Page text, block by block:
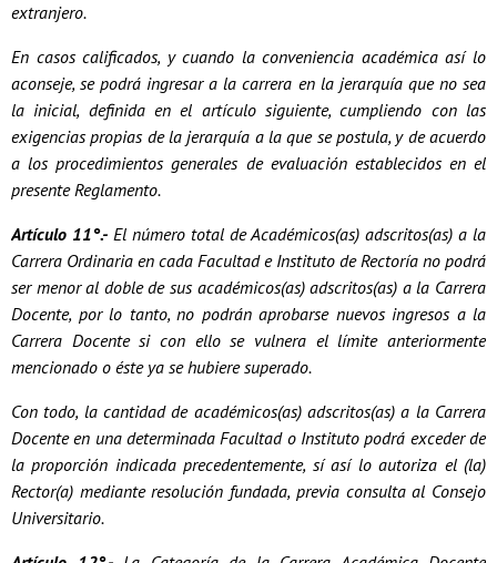
extranjero.
En casos calificados, y cuando la conveniencia académica así lo
aconseje, se podrá ingresar a la carrera en la jerarquía que no sea
la inicial, definida en el artículo siguiente, cumpliendo con las
exigencias propias de la jerarquía a la que se postula, y de acuerdo
a los procedimientos generales de evaluación establecidos en el
presente Reglamento.
Artículo 11°.- El número total de Académicos(as) adscritos(as) a la
Carrera Ordinaria en cada Facultad e Instituto de Rectoría no podrá
ser menor al doble de sus académicos(as) adscritos(as) a la Carrera
Docente, por lo tanto, no podrán aprobarse nuevos ingresos a la
Carrera Docente si con ello se vulnera el límite anteriormente
mencionado o éste ya se hubiere superado.
Con todo, la cantidad de académicos(as) adscritos(as) a la Carrera
Docente en una determinada Facultad o Instituto podrá exceder de
la proporción indicada precedentemente, sí así lo autoriza el (la)
Rector(a) mediante resolución fundada, previa consulta al Consejo
Universitario.